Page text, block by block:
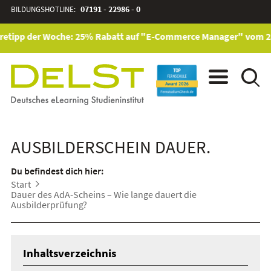
BILDUNGSHOTLINE: 07191 - 22986 - 0
der Woche: 25% Rabatt auf "E-Commerce Manager" vom
AUSBILDERSCHEIN DAUER.
Du befindest dich hier:
Start
Dauer des AdA-Scheins – Wie lange dauert die
Ausbilderprüfung?
Inhaltsverzeichnis